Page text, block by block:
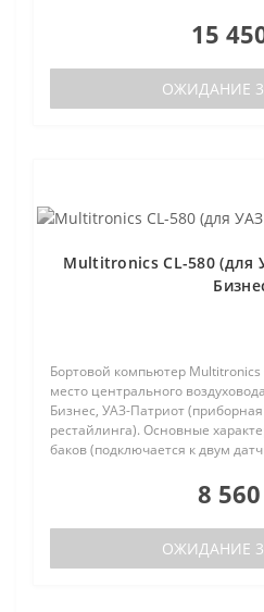
15
ОЖИДАНИЕ
Multitronics CL-580 (для
Бортовой компьютер Multitronics
место центрального
Бизнес, УАЗ-Патриот
рестайлинга). Основные
баков (подключается к двум
8
ОЖИДАНИЕ